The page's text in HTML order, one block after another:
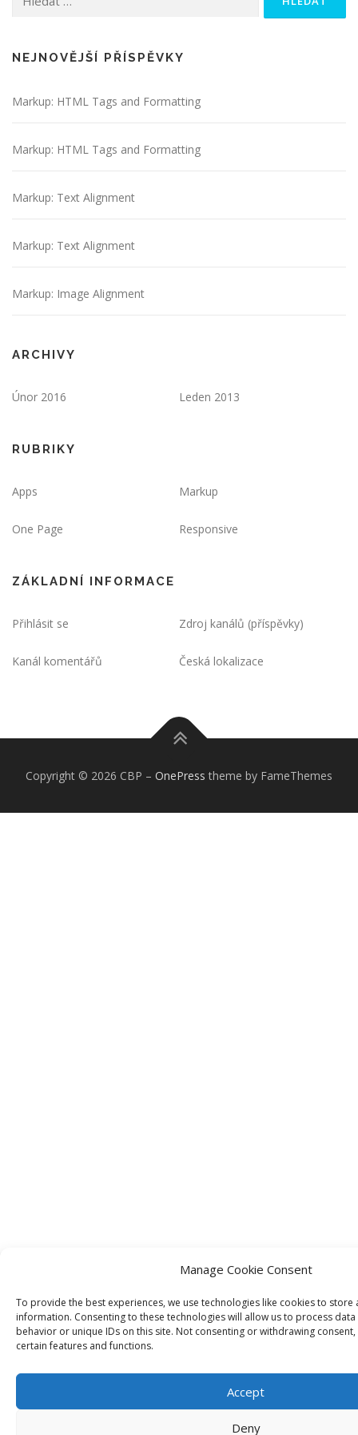
Manage Cookie Consent
To provide the best experiences, we use technologies like cookies to store
information. Consenting to these technologies will allow us to process
behavior or unique IDs on this site. Not consenting or withdrawing
certain features and functions.
Accept
Deny
NEJNOVĚJŠÍ PŘÍSPĚVKY
Markup: HTML Tags and Formatting
Markup: HTML Tags and Formatting
Markup: Text Alignment
Markup: Text Alignment
Markup: Image Alignment
ARCHIVY
Únor 2016 Leden 2013
RUBRIKY
Apps Markup
One Page Responsive
ZÁKLADNÍ INFORMACE
Přihlásit se Zdroj kanálů (příspěvky)
Kanál komentářů Česká lokalizace
Copyright © 2026 CBP – OnePress theme by FameThemes